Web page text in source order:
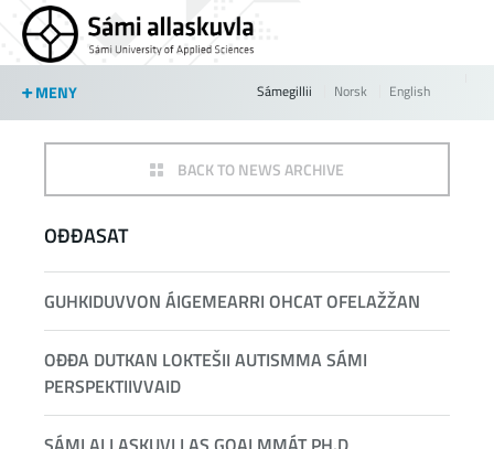
Jump to navigation
MENY Sámegillii Norsk English
BACK TO NEWS ARCHIVE
OĐĐASAT
GUHKIDUVVON ÁIGEMEARRI OHCAT OFELAŽŽAN
OĐĐA DUTKAN LOKTEŠII AUTISMMA SÁMI
PERSPEKTIIVVAID